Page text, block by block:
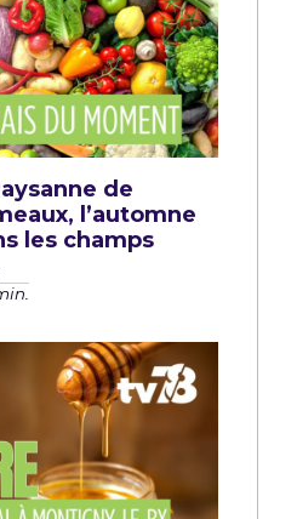
de
l’automne
les champs